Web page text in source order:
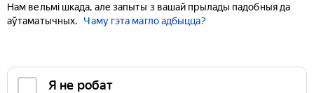
Нам вельмі шкада, але запыты з вашай прылады падобныя да
аўтаматычных.
Чаму гэта магло адбыцца?
Я не робат